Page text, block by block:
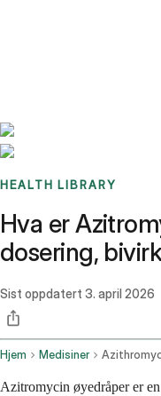
HEALTH LIBRARY
Hva er
dosering,
Sist oppdatert 3. april 2026
Hjem Medisiner
Azitromycin øyedråper er